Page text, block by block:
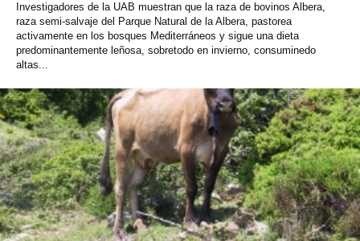
Investigadores de la UAB muestran que la raza de bovinos Albera,
raza semi-salvaje del Parque Natural de la Albera, pastorea
activamente en los bosques Mediterráneos y sigue una dieta
predominantemente leñosa, sobretodo en invierno, consuminedo
altas...